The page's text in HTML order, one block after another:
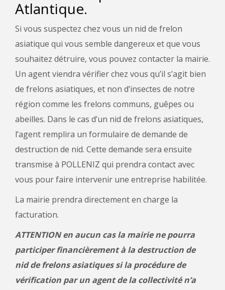
Atlantique.
Si vous suspectez chez vous un nid de frelon
asiatique qui vous semble dangereux et que vous
souhaitez détruire, vous pouvez contacter la mairie.
Un agent viendra vérifier chez vous qu’il s’agit bien
de frelons asiatiques, et non d’insectes de notre
région comme les frelons communs, guêpes ou
abeilles. Dans le cas d’un nid de frelons asiatiques,
l’agent remplira un formulaire de demande de
destruction de nid. Cette demande sera ensuite
transmise à POLLENIZ qui prendra contact avec
vous pour faire intervenir une entreprise habilitée.
La mairie prendra directement en charge la
facturation.
ATTENTION en aucun cas la mairie ne pourra
participer financièrement à la destruction de
nid de frelons asiatiques si la procédure de
vérification par un agent de la collectivité n’a